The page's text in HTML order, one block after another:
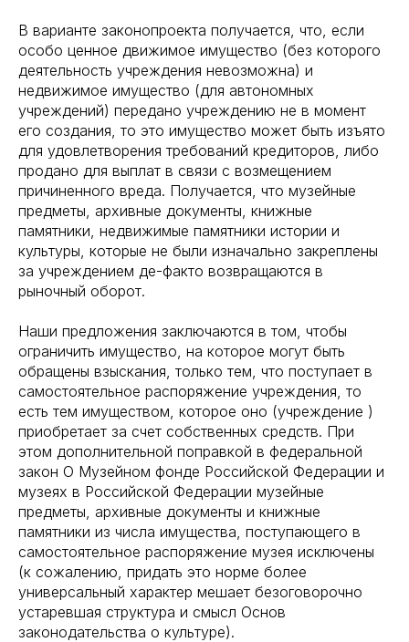
В варианте законопроекта получается, что, если
особо ценное движимое имущество (без которого
деятельность учреждения невозможна) и
недвижимое имущество (для автономных
учреждений) передано учреждению не в момент
его создания, то это имущество может быть изъято
для удовлетворения требований кредиторов, либо
продано для выплат в связи с возмещением
причиненного вреда. Получается, что музейные
предметы, архивные документы, книжные
памятники, недвижимые памятники истории и
культуры, которые не были изначально закреплены
за учреждением де-факто возвращаются в
рыночный оборот.
Наши предложения заключаются в том, чтобы
ограничить имущество, на которое могут быть
обращены взыскания, только тем, что поступает в
самостоятельное распоряжение учреждения, то
есть тем имуществом, которое оно (учреждение )
приобретает за счет собственных средств. При
этом дополнительной поправкой в федеральной
закон О Музейном фонде Российской Федерации и
музеях в Российской Федерации музейные
предметы, архивные документы и книжные
памятники из числа имущества, поступающего в
самостоятельное распоряжение музея исключены
(к сожалению, придать это норме более
универсальный характер мешает безоговорочно
устаревшая структура и смысл Основ
законодательства о культуре).